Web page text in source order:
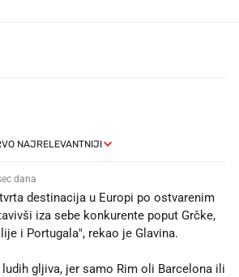
dana
destinacija u Europi po ostvarenim
iza sebe konkurente poput Grčke,
i Portugala", rekao je Glavina.
gljiva, jer samo Rim oli Barcelona ili